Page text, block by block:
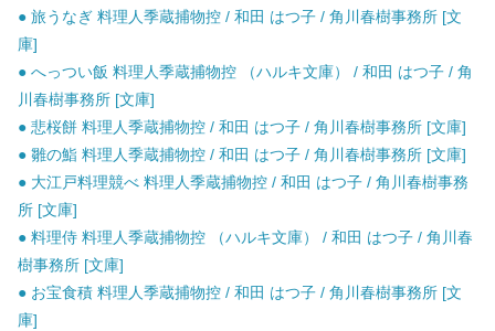
● 旅うなぎ 料理人季蔵捕物控 / 和田 はつ子 / 角川春樹事務所 [文
庫]
● へっつい飯 料理人季蔵捕物控 （ハルキ文庫） / 和田 はつ子 / 角
川春樹事務所 [文庫]
● 悲桜餅 料理人季蔵捕物控 / 和田 はつ子 / 角川春樹事務所 [文庫]
● 雛の鮨 料理人季蔵捕物控 / 和田 はつ子 / 角川春樹事務所 [文庫]
● 大江戸料理競べ 料理人季蔵捕物控 / 和田 はつ子 / 角川春樹事務
所 [文庫]
● 料理侍 料理人季蔵捕物控 （ハルキ文庫） / 和田 はつ子 / 角川春
樹事務所 [文庫]
● お宝食積 料理人季蔵捕物控 / 和田 はつ子 / 角川春樹事務所 [文
庫]